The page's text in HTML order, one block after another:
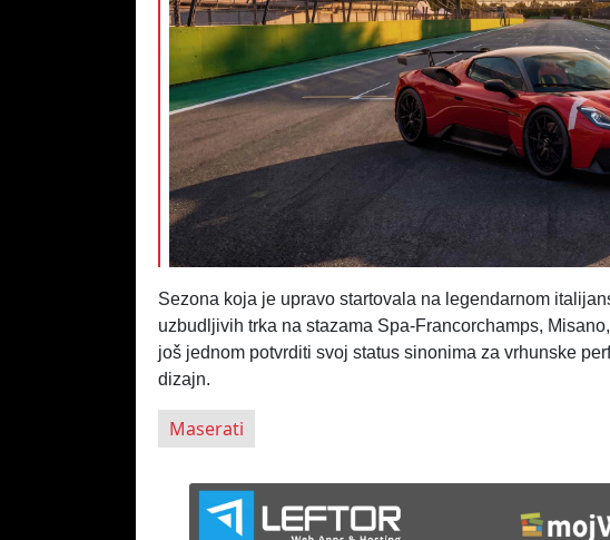
Sezona koja je upravo startovala na legendarnom
uzbudljivih trka na stazama Spa-Francorchamps,
još jednom potvrditi svoj status sinonima za vrhunske
dizajn.
Maserati